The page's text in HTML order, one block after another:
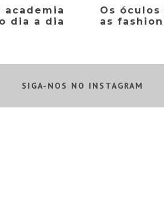
dia a dia
Os
as
SIGA-NOS NO INSTAGRAM